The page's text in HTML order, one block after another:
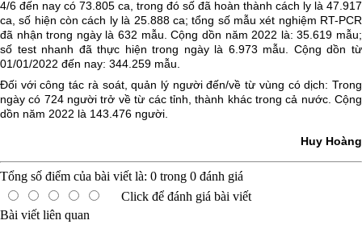
4/6 đến nay có 73.805 ca, trong đó số đã hoàn thành cách ly là 47.917
ca, số hiện còn cách ly là 25.888 ca; tổng số mẫu xét nghiệm RT-PCR
đã nhận trong ngày là 632 mẫu.Cộng dồn năm 2022 là: 35.619 mẫu;
số test nhanh đã thực hiện trong ngày là 6.973 mẫu. Cộng dồn từ
01/01/2022 đến nay: 344.259 mẫu.
Đối với công tác rà soát, quản lý người đến/về từ vùng có dịch: Trong
ngày có 724 người trở về từ các tỉnh, thành khác trong cả nước. Cộng
dồn năm 2022 là 143.476 người.
Huy Hoàng
Tổng số điểm của bài viết là: 0 trong 0 đánh giá
Click để đánh giá bài viết
Bài viết liên quan